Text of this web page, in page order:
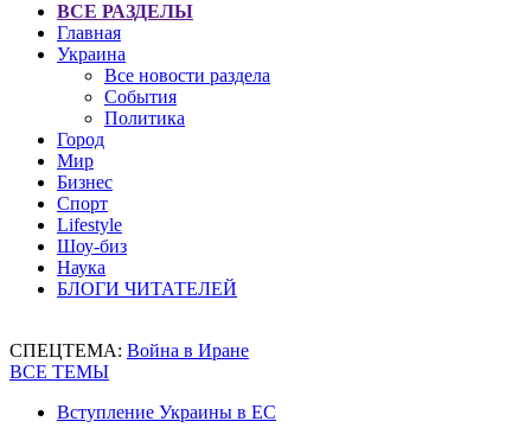
ВСЕ РАЗДЕЛЫ
Главная
Украина
Все новости раздела
События
Политика
Город
Мир
Бизнес
Спорт
Lifestyle
Шоу-биз
Наука
БЛОГИ ЧИТАТЕЛЕЙ
СПЕЦТЕМА: Война в Иране
ВСЕ ТЕМЫ
Вступление Украины в ЕС